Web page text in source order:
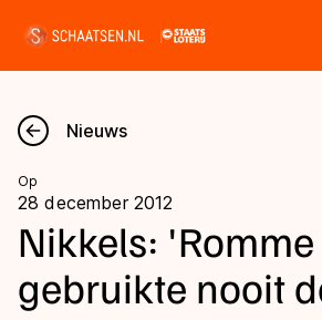
Nieuws
Kalender
Disciplines
Nieuws
Op
28 december 2012
Nikkels: 'Romme
gebruikte nooit